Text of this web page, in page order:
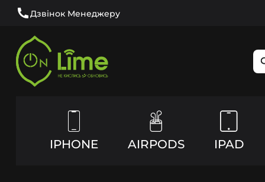
Дзвінок Менеджеру
IPHONE AIRPODS IPAD